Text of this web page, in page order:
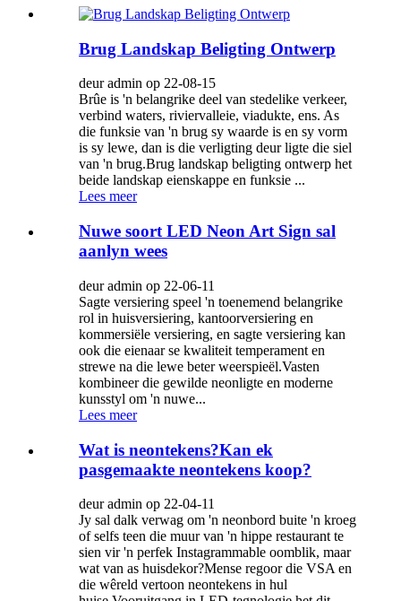
Brug Landskap Beligting Ontwerp
deur admin op 22-08-15
Brûe is 'n belangrike deel van stedelike verkeer,
verbind waters, riviervalleie, viadukte, ens. As
die funksie van 'n brug sy waarde is en sy vorm
is sy lewe, dan is die verligting deur ligte die siel
van 'n brug.Brug landskap beligting ontwerp het
beide landskap eienskappe en funksie ...
Lees meer
Nuwe soort LED Neon Art Sign sal
aanlyn wees
deur admin op 22-06-11
Sagte versiering speel 'n toenemend belangrike
rol in huisversiering, kantoorversiering en
kommersiële versiering, en sagte versiering kan
ook die eienaar se kwaliteit temperament en
strewe na die lewe beter weerspieël.Vasten
kombineer die gewilde neonligte en moderne
kunsstyl om 'n nuwe...
Lees meer
Wat is neontekens?Kan ek
pasgemaakte neontekens koop?
deur admin op 22-04-11
Jy sal dalk verwag om 'n neonbord buite 'n kroeg
of selfs teen die muur van 'n hippe restaurant te
sien vir 'n perfek Instagrammable oomblik, maar
wat van as huisdekor?Mense regoor die VSA en
die wêreld vertoon neontekens in hul